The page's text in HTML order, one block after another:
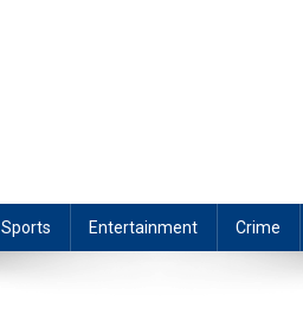
Sports Entertainment Crime